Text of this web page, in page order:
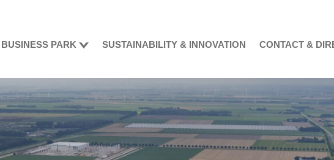
BUSINESS PARK SUSTAINABILITY & INNOVATION CONTACT &